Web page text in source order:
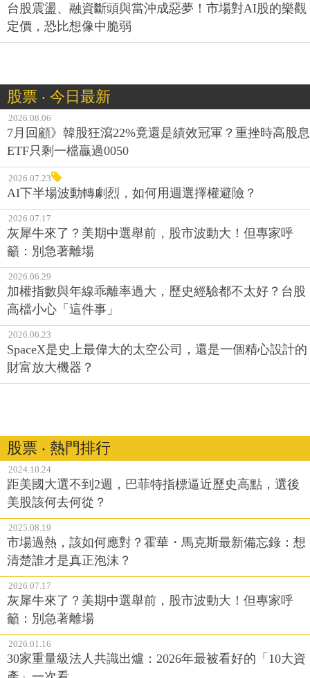
台股震盪、融資斷頭與當沖成惡夢！市場對AI股的樂觀
定價，恐比想像中脆弱
股票 ‧ 今日最新
2026.08.06
7月回顧》韓股狂瀉22%竟還是績效冠軍？重挫時高股息
ETF只剩一檔贏過0050
2026.07.23
AI下半場波動轉劇烈，如何用週選擇權避險？
2026.07.17
灰犀牛來了？美期中選舉前，股市波動大！但專家呼
籲：別急著離場
2026.06.29
加權指數與年線乖離率過大，歷史經驗都不太好？台股
高檔小心「這件事」
2026.06.23
SpaceX是史上最偉大的太空公司，還是一個精心設計的
財富放大機器？
股票 ‧ 熱門排行
2024.10.24
距美國大選不到2週，巴菲特指標逼近歷史高點，選後
美股該何去何從？
2025.08.19
市場過熱，該如何應對？霍華・馬克斯最新備忘錄：想
清楚誰才是真正泡沫？
2026.07.17
灰犀牛來了？美期中選舉前，股市波動大！但專家呼
籲：別急著離場
2026.01.16
30家重量級法人共識出爐：2026年最被看好的「10大資